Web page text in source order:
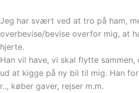
Jeg har svært ved at tro på ham,
overbevise/bevise overfor mig, at
hjerte.
Han vil have, vi skal flytte
ud at kigge på ny bil til mig. Han
r.., køber gaver, rejser m.m.